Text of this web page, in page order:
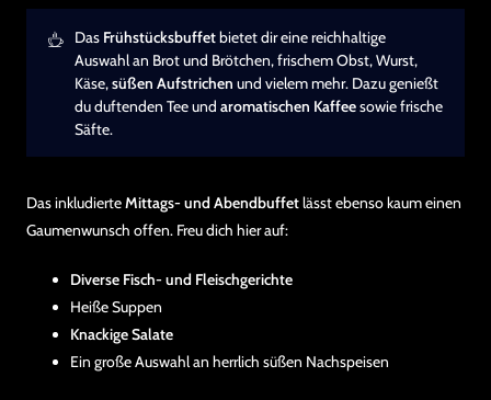
Das Frühstücksbuffetbietet dir eine reichhaltige
Auswahl an Brot und Brötchen, frischem Obst, Wurst,
Käse,süßen Aufstrichen und vielem mehr. Dazu genießt
du duftenden Tee und aromatischen Kaffeesowie frische
Säfte.
Das inkludierteMittags- und Abendbuffetlässt ebenso kaum einen
Gaumenwunsch offen. Freu dich hier auf:
Diverse Fisch- und Fleischgerichte
Heiße Suppen
Knackige Salate
Ein große Auswahl an herrlich süßen Nachspeisen